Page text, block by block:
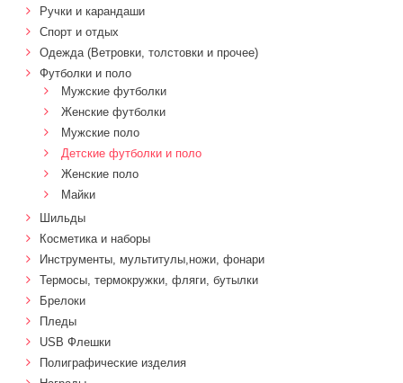
Ручки и карандаши
Спорт и отдых
Одежда (Ветровки, толстовки и прочее)
Футболки и поло
Мужские футболки
Женские футболки
Мужские поло
Детские футболки и поло
Женские поло
Майки
Шильды
Косметика и наборы
Инструменты, мультитулы,ножи, фонари
Термосы, термокружки, фляги, бутылки
Брелоки
Пледы
USB Флешки
Полиграфические изделия